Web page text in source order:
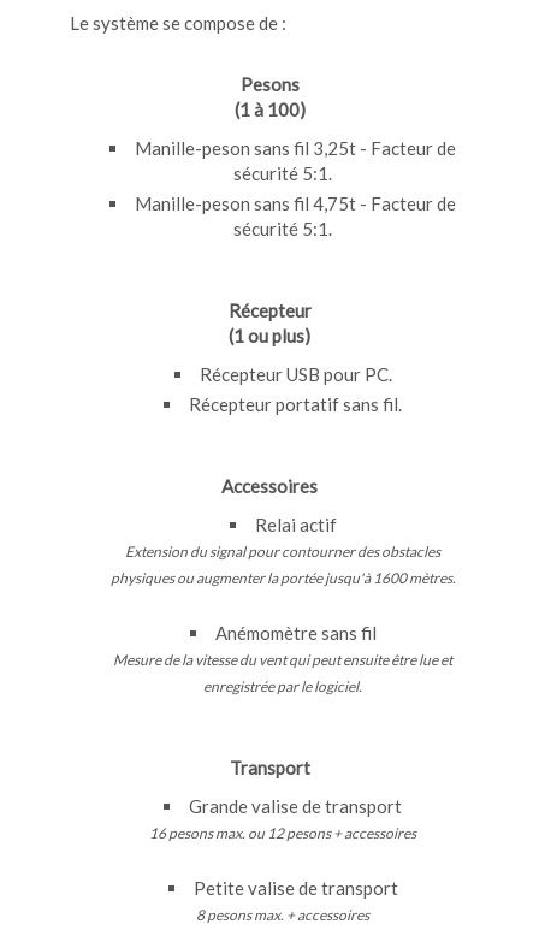
Le système se compose de :
Pesons
(1 à 100)
Manille-peson sans fil 3,25t - Facteur de
sécurité 5:1.
Manille-peson sans fil 4,75t - Facteur de
sécurité 5:1.
Récepteur
(1 ou plus)
Récepteur USB pour PC.
Récepteur portatif sans fil.
Accessoires
Relai actif
Extension du signal pour contourner des obstacles
physiques ou augmenter la portée jusqu'à 1600 mètres.
Anémomètre sans fil
Mesure de la vitesse du vent qui peut ensuite être lue et
enregistrée par le logiciel.
Transport
Grande valise de transport
16 pesons max. ou 12 pesons + accessoires
Petite valise de transport
8 pesons max. + accessoires